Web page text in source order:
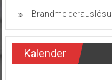
Kalender